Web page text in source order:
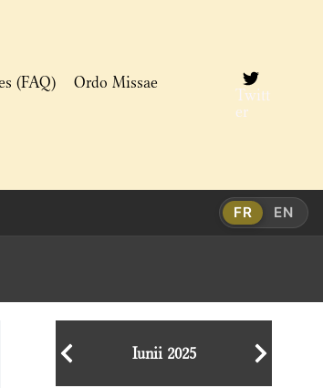
(FAQ)
Ordo Missae
Twitt
er
FR EN
Iunii 2025